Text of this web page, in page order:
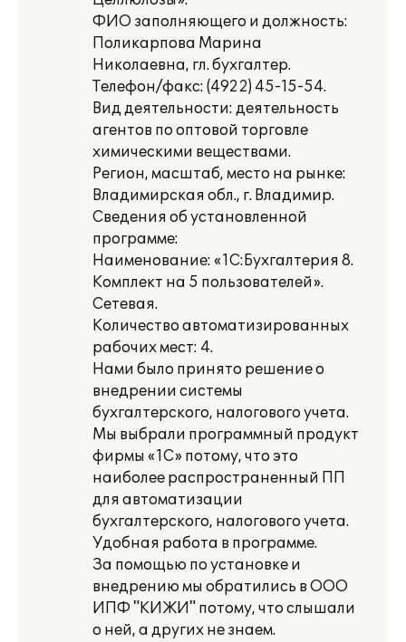
ФИО заполняющего и должность:
Поликарпова Марина
Николаевна, гл. бухгалтер.
Телефон/факс: (4922) 45-15-54.
Вид деятельности: деятельность
агентов по оптовой торговле
химическими веществами.
Регион, масштаб, место на рынке:
Владимирская обл., г. Владимир.
Сведения об установленной
программе:
Наименование: «1С:Бухгалтерия 8.
Комплект на 5 пользователей».
Сетевая.
Количество автоматизированных
рабочих мест: 4.
Нами было принято решение о
внедрении системы
бухгалтерского, налогового учета.
Мы выбрали программный продукт
фирмы «1С» потому, что это
наиболее распространенный ПП
для автоматизации
бухгалтерского, налогового учета.
Удобная работа в программе.
За помощью по установке и
внедрению мы обратились в ООО
ИПФ "КИЖИ" потому, что слышали
о ней, а других не знаем.